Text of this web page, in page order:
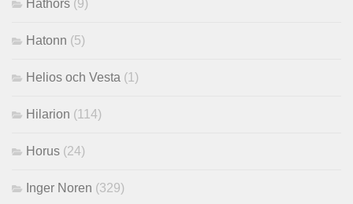
Hathors (9)
Hatonn (5)
Helios och Vesta (1)
Hilarion (114)
Horus (24)
Inger Noren (329)